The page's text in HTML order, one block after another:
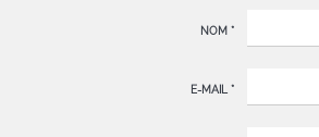
NOM *
E-MAIL *